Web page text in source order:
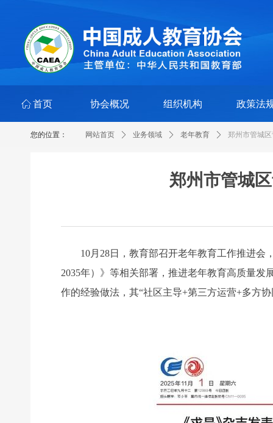
ꀇ 首页 协会概况 组织机构 政策法
网站首页 ꄲ 业务领域 ꄲ 老年教育 ꄲ 郑州市管城
您的位置：
郑州市管城
10月28日，教育部召开老年教育工作推进会
2035年）》等相关部署，推进老年教育高质量
作的经验做法，其“社区主导+第三方运营+多方